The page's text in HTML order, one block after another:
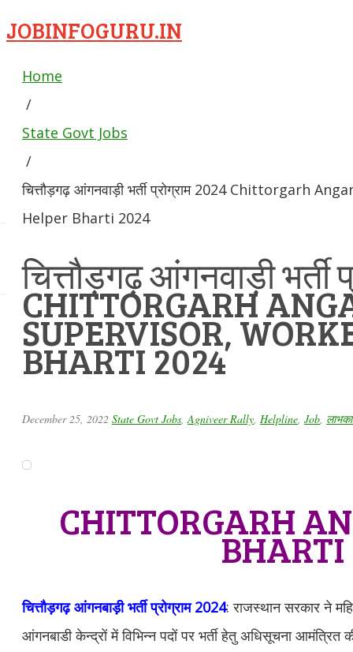
JOBINFOGURU.IN
Home
/
State Govt Jobs
/
चित्तौड़गढ़ आंगनवाड़ी भर्ती प्रोग्राम 2024 Chittorgarh
Helper Bharti 2024
चित्तौड़गढ़ आंगनवाड़ी भर्ती
CHITTORGARH
SUPERVISOR,
BHARTI 2024
December 25, 2022 State Govt Jobs Agniveer Rally Helpline Job
CHITTORGARH
BHARTI
चित्तौड़गढ़ आंगनबाड़ी भर्ती प्रोग्राम 2024: राजस्थान सरकार ने
आंगनबाडी केन्द्रों में विभिन्न पदों पर भर्ती हेतु अधिसूचना आमंत्रित